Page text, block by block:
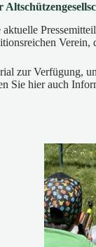
aktuelle
zur Verfügung,
Sie hier auch